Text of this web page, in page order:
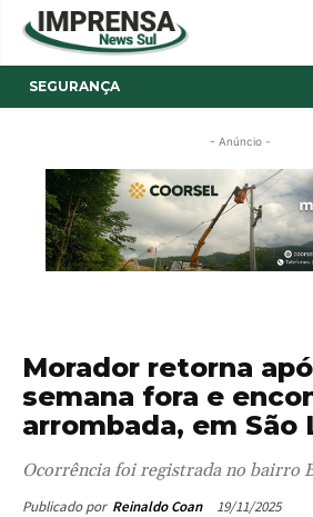
SEGURANÇA
- Anúncio -
Morador retorna
semana fora e
arrombada, em São
Ocorrência foi registrada no bairro
Publicado por Reinaldo Coan 19/11/2025